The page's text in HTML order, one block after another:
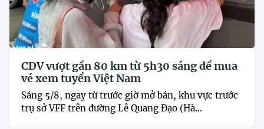
CĐV vượt gần 80 km từ 5h30 sáng để mua
vé xem tuyển Việt Nam
Sáng 5/8, ngay từ trước giờ mở bán, khu vực trước
trụ sở VFF trên đường Lê Quang Đạo (Hà...